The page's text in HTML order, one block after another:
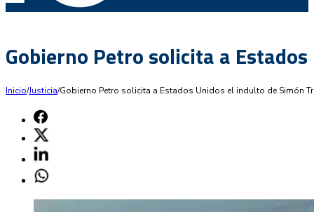
Gobierno Petro solicita a
Inicio/Justicia/Gobierno Petro solicita a Estados Unidos el indulto de Simón